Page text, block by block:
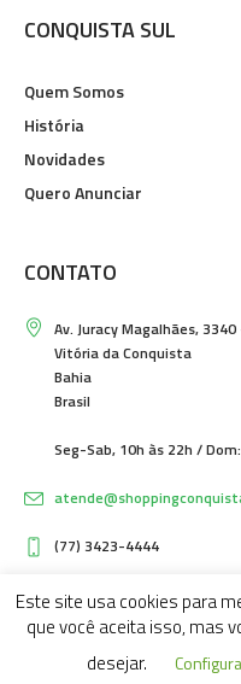
CONQUISTA SUL
Quem Somos
História
Novidades
Quero Anunciar
CONTATO
Av. Juracy Magalhães,
Vitória da Conquista
Bahia
Brasil
Seg-Sab, 10h às 22h /
(77) 3423-4444
SHOPPING CONQUISTA SUL ©
Este site usa cookies para
que você aceita isso, mas
desejar.